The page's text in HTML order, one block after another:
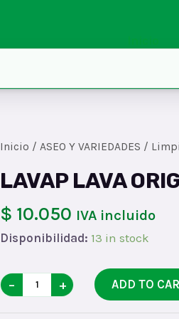
Inicio / ASEO Y VARIEDADES /
LAVAP LAVA
$ 10.050 IVA incluido
Disponibilidad: 13 in stock
LAVAP
LAVA
− + ADD TO